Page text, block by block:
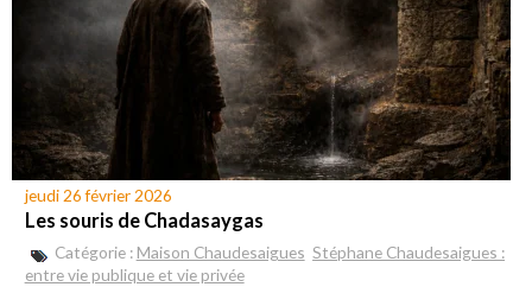
jeudi 26 février 2026
Les souris de Chadasaygas
Catégorie : Maison Chaudesaigues Stéphane Chaudesaigues :
entre vie publique et vie privée